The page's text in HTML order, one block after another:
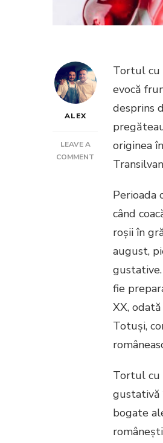
ALEX
LEAVE A
COMMENT
TORTUL
COACĂZE
CREMĂ
VANILIE
Tortul cu
evocă
desprins
originea
Perioada
când
roșii în
august,
fie
XX,
Totuși,
Tortul cu
gustativă
bogate